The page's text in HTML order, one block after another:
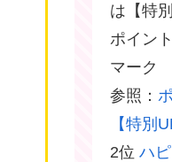
は【特
ポイン
マーク
参照：
【特別
2位 ハ